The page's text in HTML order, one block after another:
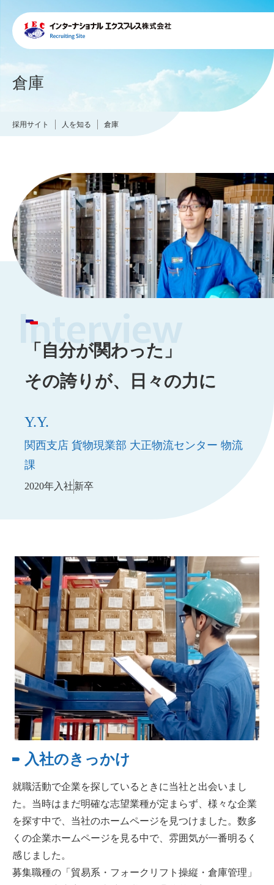
倉庫
採用サイト 人を知る 倉庫
Interview
「自分が関わった」
その誇りが、日々の力に
Y.Y.
関西支店 貨物現業部 大正物流センター 物流
課
2020年入社新卒
入社のきっかけ
就職活動で企業を探しているときに当社と出会いまし
た。当時はまだ明確な志望業種が定まらず、様々な企業
を探す中で、当社のホームページを見つけました。数多
くの企業ホームページを見る中で、雰囲気が一番明るく
感じました。
募集職種の「貿易系・フォークリフト操縦・倉庫管理」